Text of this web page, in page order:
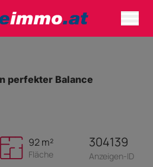
perfekter Balance
92 m²
Fläche
304139
Anzeigen-ID